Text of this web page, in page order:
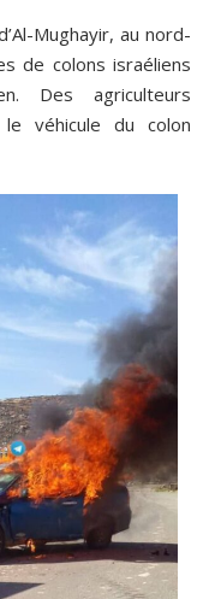
Mughayir, au nord-
de colons israéliens
Des agriculteurs
véhicule du colon